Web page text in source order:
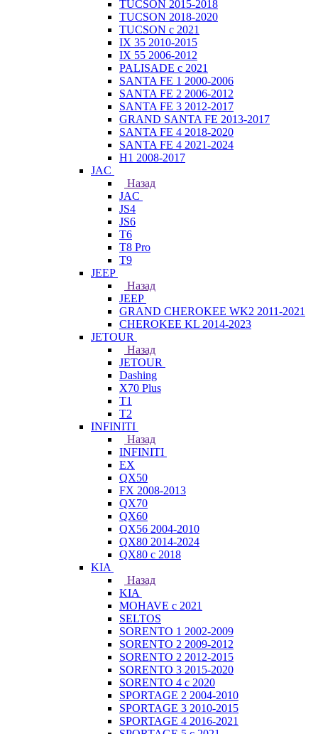
TUCSON 2015-2018
TUCSON 2018-2020
TUCSON с 2021
IX 35 2010-2015
IX 55 2006-2012
PALISADE с 2021
SANTA FE 1 2000-2006
SANTA FE 2 2006-2012
SANTA FE 3 2012-2017
GRAND SANTA FE 2013-2017
SANTA FE 4 2018-2020
SANTA FE 4 2021-2024
H1 2008-2017
JAC
Назад
JAC
JS4
JS6
T6
T8 Pro
T9
JEEP
Назад
JEEP
GRAND CHEROKEE WK2 2011-2021
CHEROKEE KL 2014-2023
JETOUR
Назад
JETOUR
Dashing
X70 Plus
T1
T2
INFINITI
Назад
INFINITI
EX
QX50
FX 2008-2013
QX70
QX60
QX56 2004-2010
QX80 2014-2024
QX80 c 2018
KIA
Назад
KIA
MOHAVE с 2021
SELTOS
SORENTO 1 2002-2009
SORENTO 2 2009-2012
SORENTO 2 2012-2015
SORENTO 3 2015-2020
SORENTO 4 с 2020
SPORTAGE 2 2004-2010
SPORTAGE 3 2010-2015
SPORTAGE 4 2016-2021